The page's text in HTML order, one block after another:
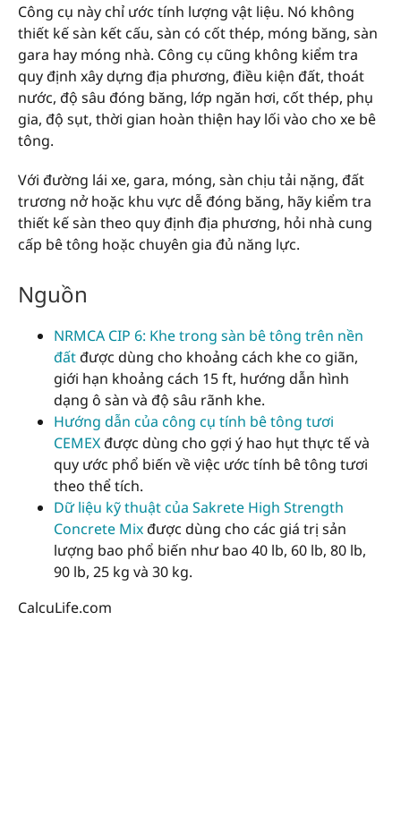
Công cụ này chỉ ước tính lượng vật liệu. Nó không
thiết kế sàn kết cấu, sàn có cốt thép, móng băng, sàn
gara hay móng nhà. Công cụ cũng không kiểm tra
quy định xây dựng địa phương, điều kiện đất, thoát
nước, độ sâu đóng băng, lớp ngăn hơi, cốt thép, phụ
gia, độ sụt, thời gian hoàn thiện hay lối vào cho xe bê
tông.
Với đường lái xe, gara, móng, sàn chịu tải nặng, đất
trương nở hoặc khu vực dễ đóng băng, hãy kiểm tra
thiết kế sàn theo quy định địa phương, hỏi nhà cung
cấp bê tông hoặc chuyên gia đủ năng lực.
Nguồn
NRMCA CIP 6: Khe trong sàn bê tông trên nền
đấtđược dùng cho khoảng cách khe co giãn,
giới hạn khoảng cách 15 ft, hướng dẫn hình
dạng ô sàn và độ sâu rãnh khe.
Hướng dẫn của công cụ tính bê tông tươi
CEMEXđược dùng cho gợi ý hao hụt thực tế và
quy ước phổ biến về việc ước tính bê tông tươi
theo thể tích.
Dữ liệu kỹ thuật của Sakrete High Strength
Concrete Mixđược dùng cho các giá trị sản
lượng bao phổ biến như bao 40 lb, 60 lb, 80 lb,
90 lb, 25 kg và 30 kg.
CalcuLife.com